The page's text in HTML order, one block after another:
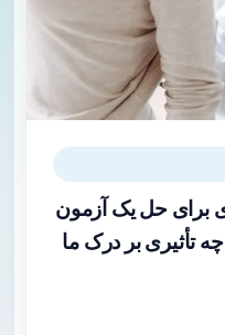
برای حل یک آزمون
تأثیری بر درک ما